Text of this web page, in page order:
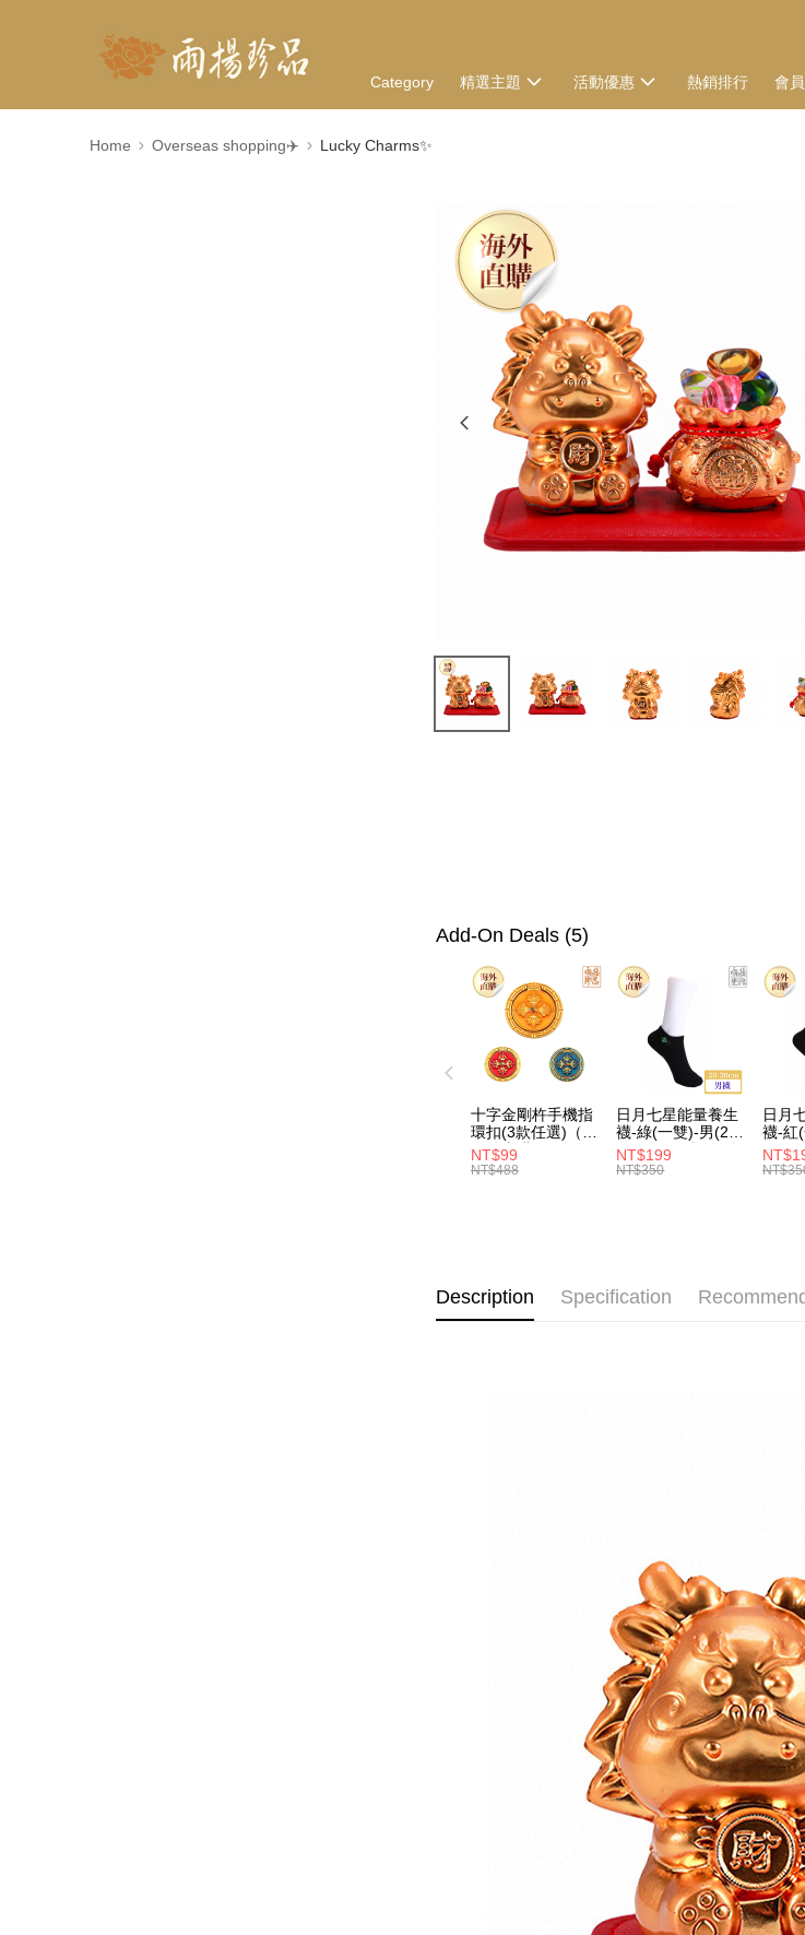
Category 精選主題 活動優惠 熱銷排行 會
Home Overseas shopping✈️ Lucky Charms✨
Add-On Deals (5)
十字金剛杵手機指
環扣(3款任選)（限
海外直購）Ring
Holder
NT$99
NT$488
日月七星能量養生
襪-綠(一雙)-男(26-
30cm)-船型（限海
外直購）Socks
NT$199
NT$350
日月
襪-紅
海外
Description Specification